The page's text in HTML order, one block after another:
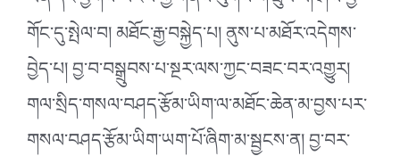
གོང་དུ་སྤེལ་བ། མཐོང་རྒྱ་བསྐྱེད་པ། ནུས་པ་མཐོར་འདེགས་
བྱེད་པ། བྱ་བ་བསྒྲུབས་པ་སྔར་ལས་ཀྱང་བཟང་བར་འགྱུར།
གལ་སྲིད་གསལ་བཤད་རྩོམ་ཡིག་ལ་མཐོང་ཆེན་མ་བྱས་པར་
གསལ་བཤད་རྩོམ་ཡིག་ཡག་པོ་ཞིག་མ་སྦྱངས་ན། བྱ་བར་